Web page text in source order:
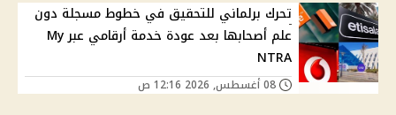
تحرك برلماني للتحقيق في خطوط مسجلة دون
علم أصحابها بعد عودة خدمة أرقامي عبر My
NTRA